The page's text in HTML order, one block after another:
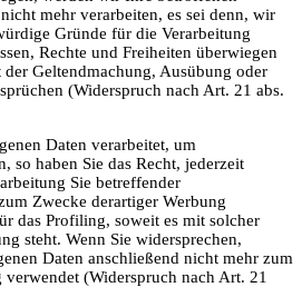
mehr verarbeiten, es sei denn, wir
Gründe für die Verarbeitung
Rechte und Freiheiten überwiegen
Geltendmachung, Ausübung oder
(Widerspruch nach Art. 21 abs.
Daten verarbeitet, um
so haben Sie das Recht, jederzeit
Sie betreffender
Zwecke derartiger Werbung
das Profiling, soweit es mit solcher
steht. Wenn Sie widersprechen,
Daten anschließend nicht mehr zum
(Widerspruch nach Art. 21